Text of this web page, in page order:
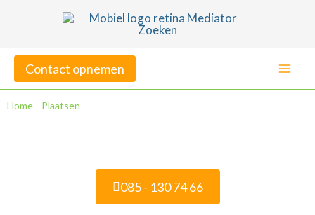
inhoudContact opnemen
Home Plaatsen
085 - 130 74 66